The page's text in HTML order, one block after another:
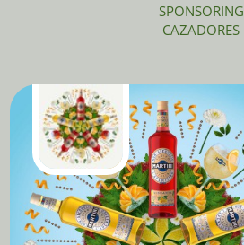
SPONSORING
CAZADORES